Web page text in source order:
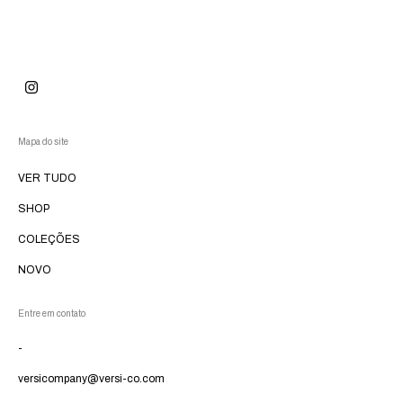
Mapa do site
VER TUDO
SHOP
COLEÇÕES
NOVO
Entre em contato
-
versicompany@versi-co.com